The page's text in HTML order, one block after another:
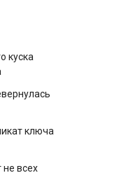
куска
ключа
всех